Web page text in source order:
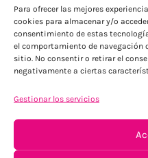
Para ofrecer las mejores
cookies para almacenar y/o
consentimiento de estas
el comportamiento de navegación
sitio. No consentir o retirar el
negativamente a ciertas
Gestionar los servicios
TU
Tu